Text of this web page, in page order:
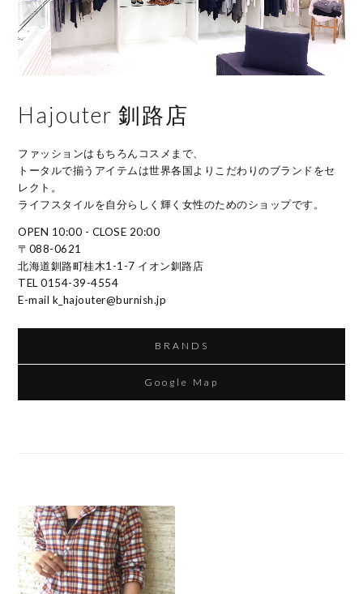
Hajouter 釧路店
ファッションはもちろんコスメまで、
トータルで揃うアイテムは世界各国よりこだわりのブランドをセ
レクト。
ライフスタイルを自分らしく輝く女性のためのショップです。
OPEN 10:00 - CLOSE 20:00
〒088-0621
北海道釧路町桂木1-1-7 イオン釧路店
TEL 0154-39-4554
E-mail k_hajouter@burnish.jp
BRANDS
Google Map